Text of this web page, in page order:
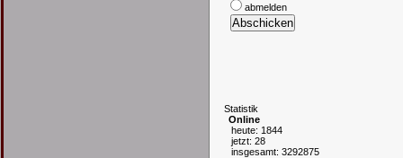
abmelden
Statistik
Online
heute: 1844
jetzt: 28
insgesamt: 3292875